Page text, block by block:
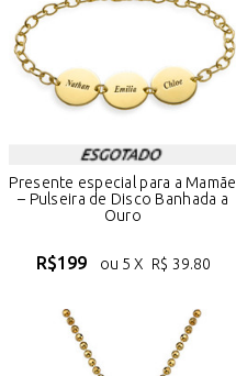
Presente especial para a Mamãe
– Pulseira de Disco Banhada a
Ouro
R$199 ou 5 X R$ 39.80